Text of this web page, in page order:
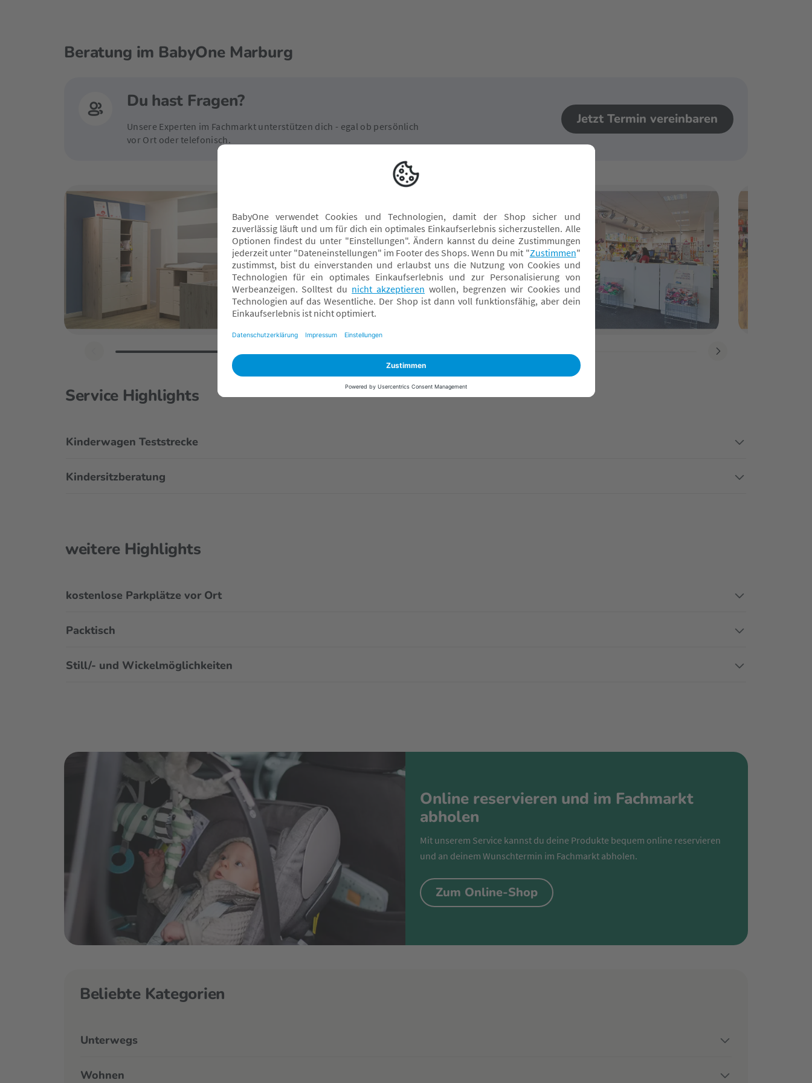
Beratung im BabyOne Marburg
Du hast Fragen?
Unsere Experten im Fachmarkt unterstützen dich - egal ob persönlich
vor Ort oder telefonisch.
Jetzt Termin vereinbaren
Service Highlights
Kinderwagen Teststrecke
Kindersitzberatung
weitere Highlights
kostenlose Parkplätze vor Ort
Packtisch
Still/- und Wickelmöglichkeiten
Online reservieren und im Fachmarkt
abholen
Mit unserem Service kannst du deine Produkte bequem online reservieren
und an deinem Wunschtermin im Fachmarkt abholen.
Zum Online-Shop
Beliebte Kategorien
Unterwegs
Wohnen